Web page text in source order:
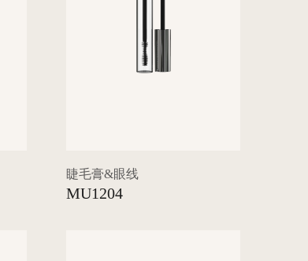
睫毛膏&眼线
MU1204